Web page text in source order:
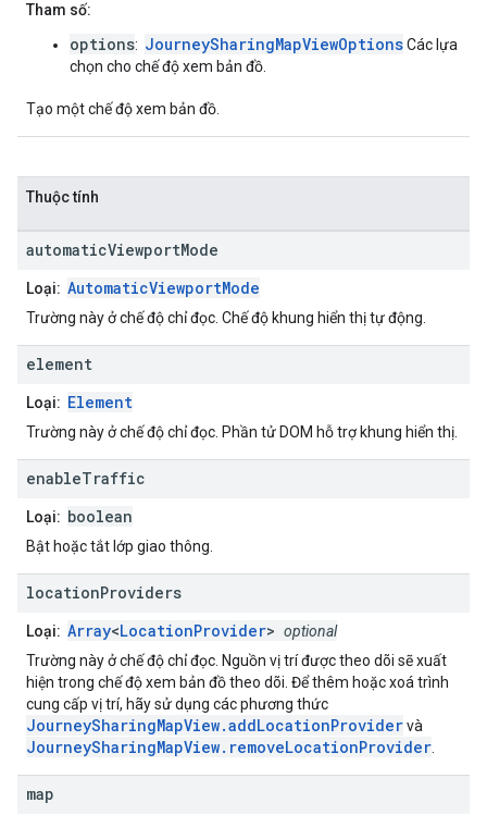
Tham số:
options: JourneySharingMapViewOptionsCác lựa
chọn cho chế độ xem bản đồ.
Tạo một chế độ xem bản đồ.
Thuộc tính
automaticViewportMode
Loại: AutomaticViewportMode
Trường này ở chế độ chỉ đọc. Chế độ khung hiển thị tự động.
element
Loại: Element
Trường này ở chế độ chỉ đọc. Phần tử DOM hỗ trợ khung hiển thị.
enableTraffic
Loại: boolean
Bật hoặc tắt lớp giao thông.
locationProviders
Loại: Array<LocationProvider> optional
Trường này ở chế độ chỉ đọc. Nguồn vị trí được theo dõi sẽ xuất
hiện trong chế độ xem bản đồ theo dõi. Để thêm hoặc xoá trình
cung cấp vị trí, hãy sử dụng các phương thức
JourneySharingMapView.addLocationProvidervà
JourneySharingMapView.removeLocationProvider.
map